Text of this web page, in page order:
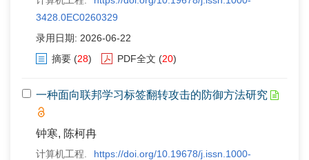
3428.0EC0260329
录用日期: 2026-06-22
摘要 (28) PDF全文 (20)
一种面向联邦学习标签翻转攻击的防御方法研究
钟寒, 陈柯冉
计算机工程.
https://doi.org/10.19678/j.issn.1000-